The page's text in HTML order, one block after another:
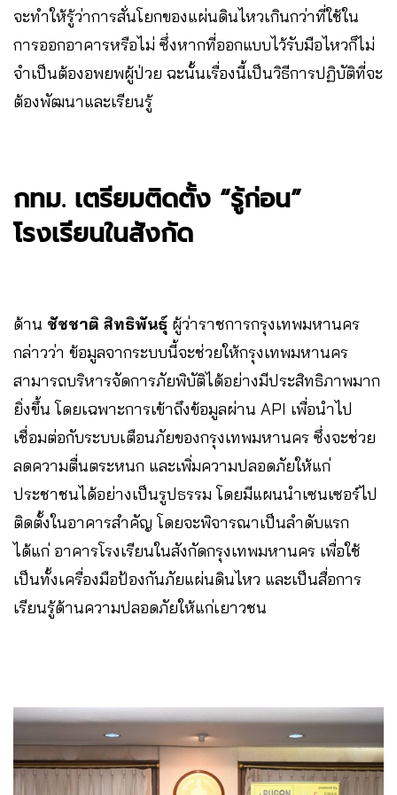
จะทำให้รู้ว่าการสั่นโยกของแผ่นดินไหวเกินกว่าที่ใช้ใน
การออกอาคารหรือไม่ ซึ่งหากที่ออกแบบไว้รับมือไหวก็ไม่
จำเป็นต้องอพยพผู้ป่วย ฉะนั้นเรื่องนี้เป็นวิธีการปฏิบัติที่จะ
ต้องพัฒนาและเรียนรู้
กทม. เตรียมติดตั้ง “รู้ก่อน”
โรงเรียนในสังกัด
ด้าน ชัชชาติ สิทธิพันธุ์ ผู้ว่าราชการกรุงเทพมหานคร
กล่าวว่า ข้อมูลจากระบบนี้จะช่วยให้กรุงเทพมหานคร
สามารถบริหารจัดการภัยพิบัติได้อย่างมีประสิทธิภาพมาก
ยิ่งขึ้น โดยเฉพาะการเข้าถึงข้อมูลผ่าน API เพื่อนำไป
เชื่อมต่อกับระบบเตือนภัยของกรุงเทพมหานคร ซึ่งจะช่วย
ลดความตื่นตระหนก และเพิ่มความปลอดภัยให้แก่
ประชาชนได้อย่างเป็นรูปธรรม โดยมีแผนนำเซนเซอร์ไป
ติดตั้งในอาคารสำคัญ โดยจะพิจารณาเป็นลำดับแรก
ได้แก่ อาคารโรงเรียนในสังกัดกรุงเทพมหานคร เพื่อใช้
เป็นทั้งเครื่องมือป้องกันภัยแผ่นดินไหว และเป็นสื่อการ
เรียนรู้ด้านความปลอดภัยให้แก่เยาวชน